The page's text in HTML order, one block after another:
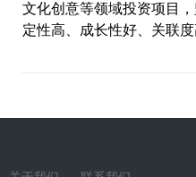
文化创意等领域投资项目
定性高、成长性好、关联